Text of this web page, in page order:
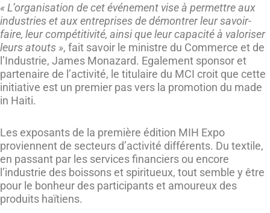
« L’organisation de cet événement vise à permettre aux
industries et aux entreprises de démontrer leur savoir-
faire, leur compétitivité, ainsi que leur capacité à valoriser
leurs atouts », fait savoir le ministre du Commerce et de
l’Industrie, James Monazard. Egalement sponsor et
partenaire de l’activité, le titulaire du MCI croit que cette
initiative est un premier pas vers la promotion du made
in Haiti.
Les exposants de la première édition MIH Expo
proviennent de secteurs d’activité différents. Du textile,
en passant par les services financiers ou encore
l’industrie des boissons et spiritueux, tout semble y être
pour le bonheur des participants et amoureux des
produits haïtiens.